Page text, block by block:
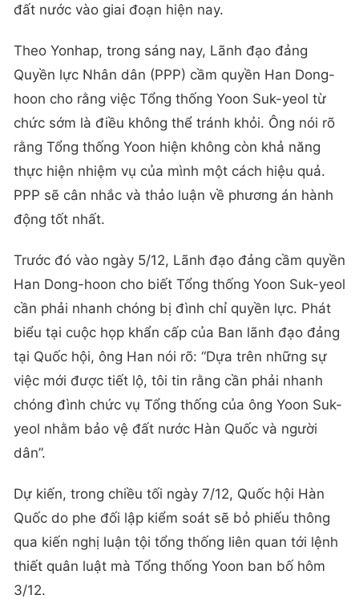
đất nước vào giai đoạn hiện nay.
Theo Yonhap, trong sáng nay, Lãnh đạo đảng
Quyền lực Nhân dân (PPP) cầm quyền Han Dong-
hoon cho rằng việc Tổng thống Yoon Suk-yeol từ
chức sớm là điều không thể tránh khỏi. Ông nói rõ
rằng Tổng thống Yoon hiện không còn khả năng
thực hiện nhiệm vụ của mình một cách hiệu quả.
PPP sẽ cân nhắc và thảo luận về phương án hành
động tốt nhất.
Trước đó vào ngày 5/12, Lãnh đạo đảng cầm quyền
Han Dong-hoon cho biết Tổng thống Yoon Suk-yeol
cần phải nhanh chóng bị đình chỉ quyền lực. Phát
biểu tại cuộc họp khẩn cấp của Ban lãnh đạo đảng
tại Quốc hội, ông Han nói rõ: “Dựa trên những sự
việc mới được tiết lộ, tôi tin rằng cần phải nhanh
chóng đình chức vụ Tổng thống của ông Yoon Suk-
yeol nhằm bảo vệ đất nước Hàn Quốc và người
dân”.
Dự kiến, trong chiều tối ngày 7/12, Quốc hội Hàn
Quốc do phe đối lập kiểm soát sẽ bỏ phiếu thông
qua kiến nghị luận tội tổng thống liên quan tới lệnh
thiết quân luật mà Tổng thống Yoon ban bố hôm
3/12.